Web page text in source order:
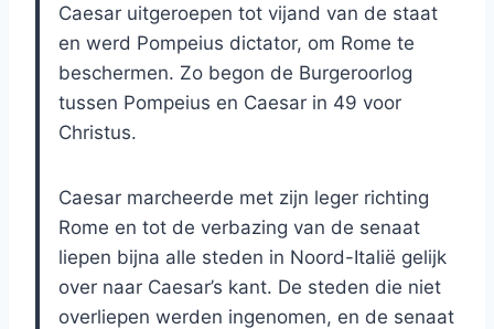
Caesar uitgeroepen tot vijand van de staat
en werd Pompeius dictator, om Rome te
beschermen. Zo begon de Burgeroorlog
tussen Pompeius en Caesar in 49 voor
Christus.
Caesar marcheerde met zijn leger richting
Rome en tot de verbazing van de senaat
liepen bijna alle steden in Noord-Italië gelijk
over naar Caesar’s kant. De steden die niet
overliepen werden ingenomen, en de senaat